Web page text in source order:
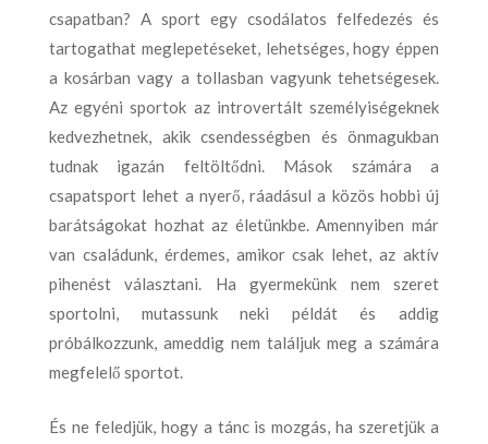
csapatban? A sport egy csodálatos felfedezés és
tartogathat meglepetéseket, lehetséges, hogy éppen
a kosárban vagy a tollasban vagyunk tehetségesek.
Az egyéni sportok az introvertált személyiségeknek
kedvezhetnek, akik csendességben és önmagukban
tudnak igazán feltöltődni. Mások számára a
csapatsport lehet a nyerő, ráadásul a közös hobbi új
barátságokat hozhat az életünkbe. Amennyiben már
van családunk, érdemes, amikor csak lehet, az aktív
pihenést választani. Ha gyermekünk nem szeret
sportolni, mutassunk neki példát és addig
próbálkozzunk, ameddig nem találjuk meg a számára
megfelelő sportot.
És ne feledjük, hogy a tánc is mozgás, ha szeretjük a